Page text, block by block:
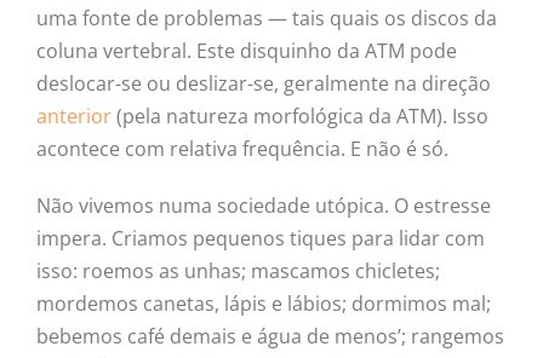
uma fonte de problemas — tais quais os discos da
coluna vertebral. Este disquinho da ATM pode
deslocar-se ou deslizar-se, geralmente na direção
anterior(pela natureza morfológica da ATM). Isso
acontece com relativa frequência. E não é só.
Não vivemos numa sociedade utópica. O estresse
impera. Criamos pequenos tiques para lidar com
isso: roemos as unhas; mascamos chicletes;
mordemos canetas, lápis e lábios; dormimos mal;
bebemos café demais e água de menos’; rangemos